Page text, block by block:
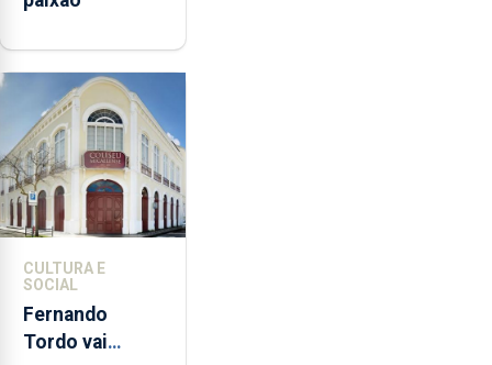
CULTURA E
SOCIAL
Fernando
Tordo vai